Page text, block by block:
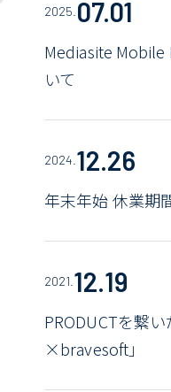
2025. 07.01
Mediasite
いて
2024. 12.26
年末年始 休業期
2021. 12.19
PRODUCTを繋
×bravesoft」